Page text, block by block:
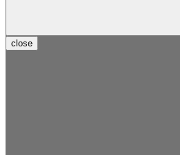
close